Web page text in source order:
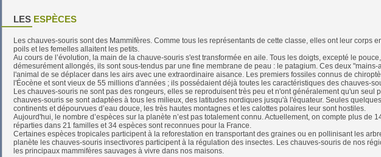
LES ESPÈCES
Les chauves-souris sont des Mammifères. Comme tous les représentants de cette classe, elles ont leur corps
poils et les femelles allaitent les petits.
Au cours de l’évolution, la main de la chauve-souris s'est transformée en aile. Tous les doigts, excepté le
démesurément allongés, ils sont sous-tendus par une fine membrane de peau : le patagium. Ces deux "mains-
l'animal de se déplacer dans les airs avec une extraordinaire aisance. Les premiers fossiles connus de
l'Éocène et sont vieux de 55 millions d'années ; ils possédaient déjà toutes les caractéristiques des chauves-
Les chauves-souris ne sont pas des rongeurs, elles se reproduisent très peu et n'ont généralement qu'un seul
chauves-souris se sont adaptées à tous les milieux, des latitudes nordiques jusqu'à l'équateur. Seules
continents et dépourvues d’eau douce, les très hautes montagnes et les calottes polaires leur sont hostiles.
Aujourd'hui, le nombre d’espèces sur la planète n’est pas totalement connu. Actuellement, on compte plus de
réparties dans 21 familles et 34 espèces sont reconnues pour la France.
Certaines espèces tropicales participent à la reforestation en transportant des graines ou en pollinisant les
planète les chauves-souris insectivores participent à la régulation des insectes. Les chauves-souris de nos
les principaux mammifères sauvages à vivre dans nos maisons.